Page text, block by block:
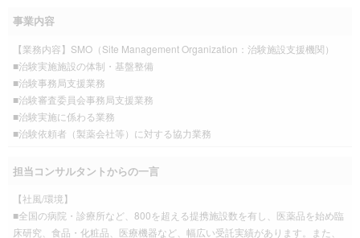
事業内容
【業務内容】SMO（Site Management Organization：治験施設支援機関）
■治験実施施設の体制・基盤整備
■治験事務局支援業務
■治験審査委員会事務局支援業務
■治験実施に係わる業務
■治験依頼者（製薬会社等）に対する協力業務
担当コンサルタントからの一言
【社風/環境】
■全国の病院・診療所など、800を超える提携施設数を有し、医薬品を始め臨
床研究、食品・化粧品、医療機器など、幅広い受託実績があります。また、